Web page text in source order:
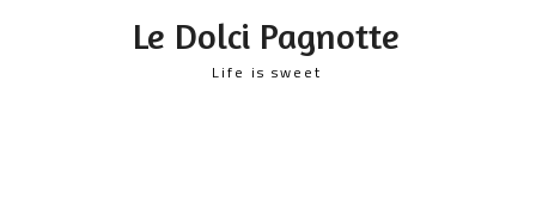
Le Dolci Pagnotte
Life is sweet